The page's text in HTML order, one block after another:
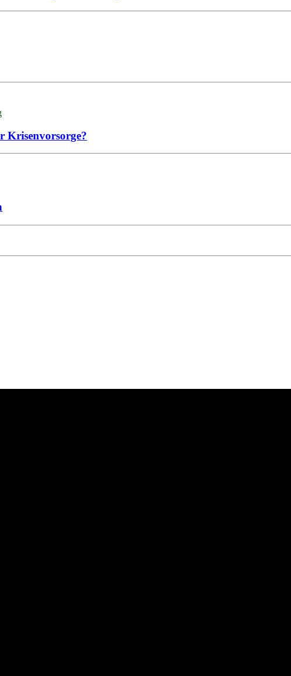
Krisenvorsorge?